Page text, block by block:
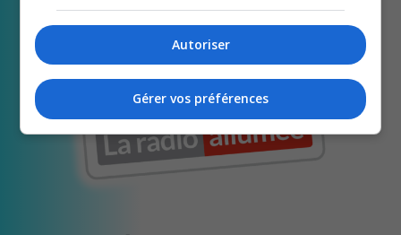
Autoriser
Gérer vos préférences